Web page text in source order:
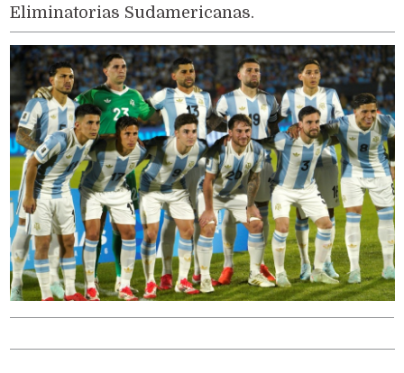
Eliminatorias Sudamericanas.